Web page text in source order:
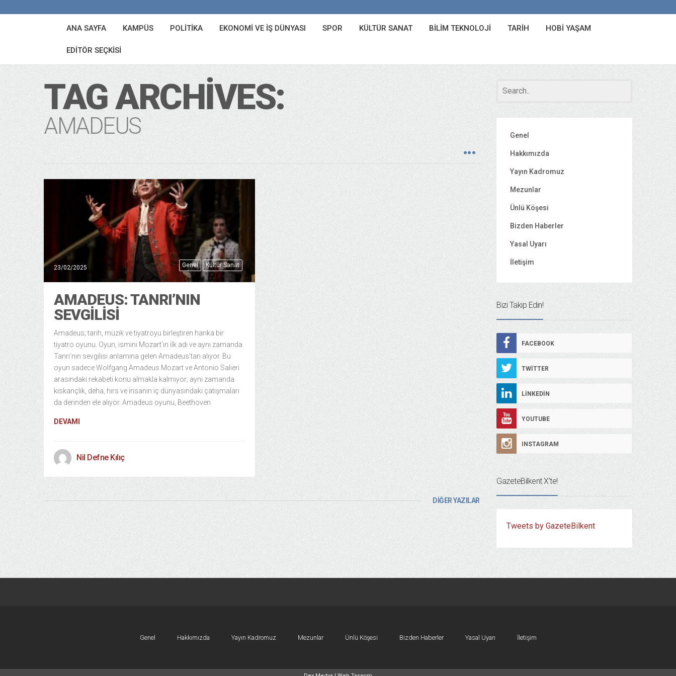
ANA SAYFA KAMPÜS POLITIKA EKONOMI VE İŞ DÜNYASI SPOR KÜLTÜR SANAT BILIM TEKNOLOJI TARIH HOBI YAŞAM
EDITÖR SEÇKISI
TAG ARCHIVES:
AMADEUS
Genel Kültür Sanat
23/02/2025
AMADEUS: TANRI’NIN
SEVGILISI
Amadeus; tarih, müzik ve tiyatroyu birleştiren harika bir
tiyatro oyunu. Oyun, ismini Mozart’ın ilk adı ve aynı zamanda
Tanrı’nın sevgilisi anlamına gelen Amadeus’tan alıyor. Bu
oyun sadece Wolfgang Amadeus Mozart ve Antonio Salieri
arasındaki rekabeti konu almakla kalmıyor; aynı zamanda
kıskançlık, deha, hırs ve insanın iç dünyasındaki çatışmaları
da derinden ele alıyor. Amadeus oyunu, Beethoven
DEVAMI
Nil Defne Kılıç
DİĞER YAZILAR
Genel
Hakkımızda
Yayın Kadromuz
Mezunlar
Ünlü Köşesi
Bizden Haberler
Yasal Uyarı
İletişim
Bizi Takip Edin!
FACEBOOK
TWITTER
LINKEDIN
YOUTUBE
INSTAGRAM
GazeteBilkent X’te!
Tweets by GazeteBilkent
Genel Hakkımızda Yayın Kadromuz Mezunlar Ünlü Köşesi Bizden Haberler Yasal Uyarı İletişim